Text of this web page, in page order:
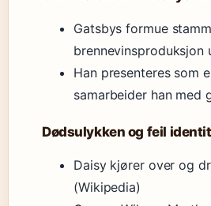
Gatsbys formue
Han presenteres som
samarbeider han med
Dødsulykken og feil
Daisy kjører over og
(Wikipedia)